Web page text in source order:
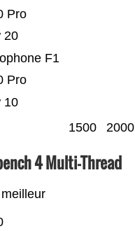
10
Pro
F1
20
Pro
1500 2000
4 Multi-Thread